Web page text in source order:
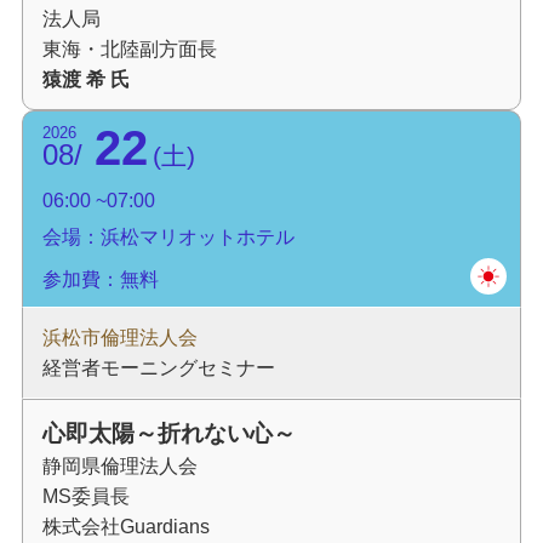
法人局
東海・北陸副方面長
猿渡 希 氏
2026
08 22 土
06:00
07:00
会場：浜松マリオットホテル
参加費：無料
浜松市倫理法人会
経営者モーニングセミナー
心即太陽～折れない心～
静岡県倫理法人会
MS委員長
株式会社Guardians